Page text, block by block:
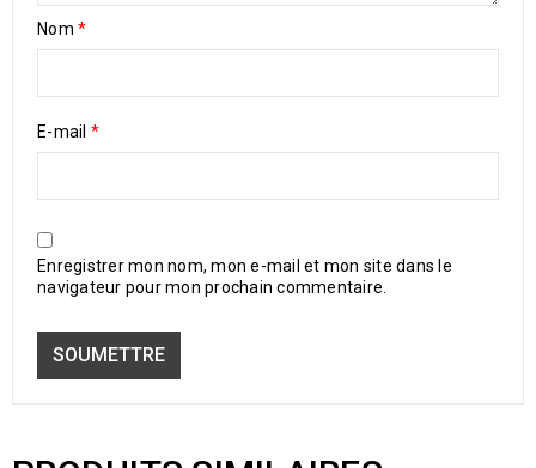
Nom *
E-mail *
Enregistrer mon nom, mon e-mail et mon site dans le
navigateur pour mon prochain commentaire.